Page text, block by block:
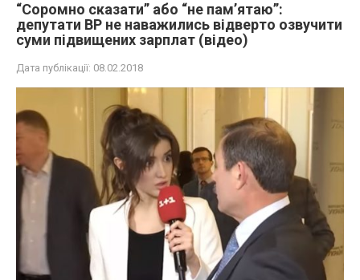
“Соромно сказати” або “не пам’ятаю”:
депутати ВР не наважились відверто озвучити
суми підвищених зарплат (відео)
Дата публікації: 08.02.2018